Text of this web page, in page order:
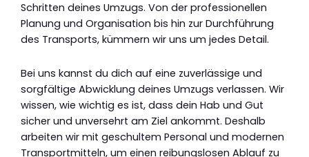
Schritten deines Umzugs. Von der professionellen
Planung und Organisation bis hin zur Durchführung
des Transports, kümmern wir uns um jedes Detail.
Bei uns kannst du dich auf eine zuverlässige und
sorgfältige Abwicklung deines Umzugs verlassen. Wir
wissen, wie wichtig es ist, dass dein Hab und Gut
sicher und unversehrt am Ziel ankommt. Deshalb
arbeiten wir mit geschultem Personal und modernen
Transportmitteln, um einen reibungslosen Ablauf zu